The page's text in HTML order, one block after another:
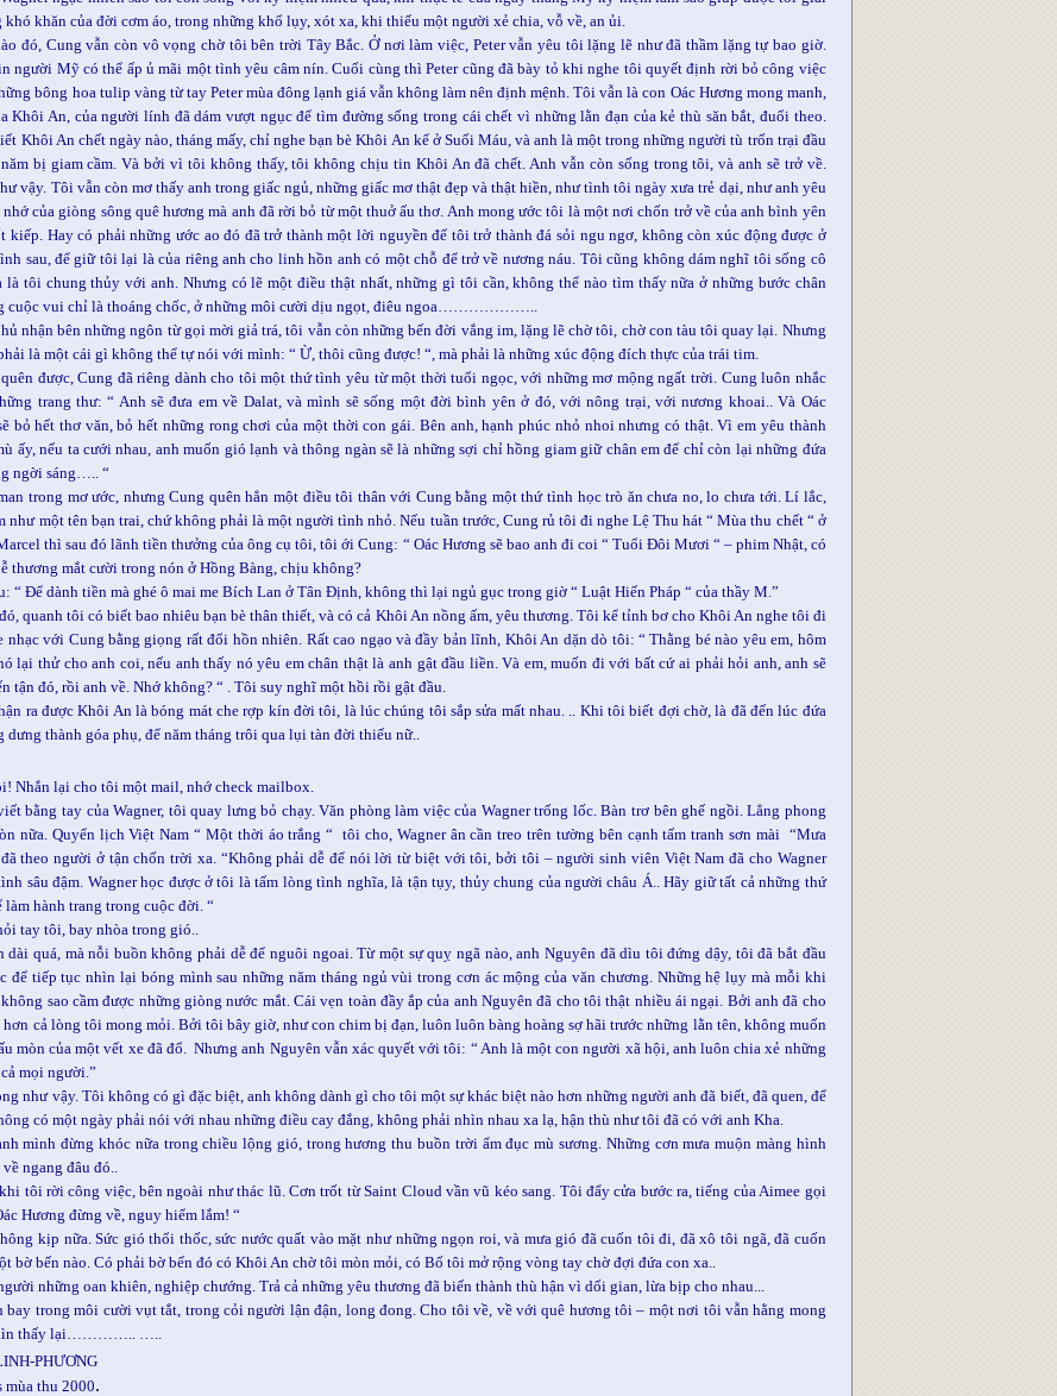
khó khăn của đời cơm áo, trong những khổ lụy, xót xa, khi thiếu một người xẻ chia, vỗ về, an ủi.
đó, Cung vẫn còn vô vọng chờ tôi bên trời Tây Bắc. Ở nơi làm việc, Peter vẫn yêu tôi lặng lẽ như đã thầm lặng tự bao giờ.
người Mỹ có thể ấp ủ mãi một tình yêu câm nín. Cuối cùng thì Peter cũng đã bày tỏ khi nghe tôi quyết định rời bỏ công việc
bông hoa tulip vàng từ tay Peter mùa đông lạnh giá vẫn không làm nên định mệnh. Tôi vẫn là con Oác Hương mong manh,
Khôi An, của người lính đã dám vượt ngục để tìm đường sống trong cái chết vì những lằn đạn của kẻ thù săn bắt, đuổi theo.
Khôi An chết ngày nào, tháng mấy, chỉ nghe bạn bè Khôi An kể ở Suối Máu, và anh là một trong những người tù trốn trại đầu
bị giam cầm. Và bởi vì tôi không thấy, tôi không chịu tin Khôi An đã chết. Anh vẫn còn sống trong tôi, và anh sẽ trở về.
vậy. Tôi vẫn còn mơ thấy anh trong giấc ngủ, những giấc mơ thật đẹp và thật hiền, như tình tôi ngày xưa trẻ dại, như anh yêu
của giòng sông quê hương mà anh đã rời bỏ từ một thuở ấu thơ. Anh mong ước tôi là một nơi chốn trở về của anh bình yên
kiếp. Hay có phải những ước ao đó đã trở thành một lời nguyền để tôi trở thành đá sỏi ngu ngơ, không còn xúc động được ở
sau, để giữ tôi lại là của riêng anh cho linh hồn anh có một chỗ để trở về nương náu. Tôi cũng không dám nghĩ tôi sống cô
là tôi chung thủy với anh. Nhưng có lẽ một điều thật nhất, những gì tôi cần, không thể nào tìm thấy nữa ở những bước chân
cuộc vui chỉ là thoáng chốc, ở những môi cười dịu ngọt, điêu ngoa………………..
nhận bên những ngôn từ gọi mời giả trá, tôi vẫn còn những bến đời vắng im, lặng lẽ chờ tôi, chờ con tàu tôi quay lại. Nhưng
là một cái gì không thể tự nói với mình: “ Ừ, thôi cũng được! “, mà phải là những xúc động đích thực của trái tim.
được, Cung đã riêng dành cho tôi một thứ tình yêu từ một thời tuổi ngọc, với những mơ mộng ngất trời. Cung luôn nhắc
trang thư: “ Anh sẽ đưa em về Dalat, và mình sẽ sống một đời bình yên ở đó, với nông trại, với nương khoai.. Và Oác
bỏ hết thơ văn, bỏ hết những rong chơi của một thời con gái. Bên anh, hạnh phúc nhỏ nhoi nhưng có thật. Vì em yêu thành
ấy, nếu ta cưới nhau, anh muốn gió lạnh và thông ngàn sẽ là những sợi chỉ hồng giam giữ chân em để chỉ còn lại những đứa
ngời sáng….. “
trong mơ ước, nhưng Cung quên hẳn một điều tôi thân với Cung bằng một thứ tình học trò ăn chưa no, lo chưa tới. Lí lắc,
như một tên bạn trai, chứ không phải là một người tình nhỏ. Nếu tuần trước, Cung rủ tôi đi nghe Lệ Thu hát “ Mùa thu chết “ ở
thì sau đó lãnh tiền thưởng của ông cụ tôi, tôi ới Cung: “ Oác Hương sẽ bao anh đi coi “ Tuổi Đôi Mươi “ – phim Nhật, có
thương mắt cười trong nón ở Hồng Bàng, chịu không?
“ Để dành tiền mà ghé ô mai me Bích Lan ở Tân Định, không thì lại ngủ gục trong giờ “ Luật Hiến Pháp “ của thầy M.”
quanh tôi có biết bao nhiêu bạn bè thân thiết, và có cả Khôi An nồng ấm, yêu thương. Tôi kể tỉnh bơ cho Khôi An nghe tôi đi
nhạc với Cung bằng giọng rất đổi hồn nhiên. Rất cao ngạo và đầy bản lĩnh, Khôi An dặn dò tôi: “ Thằng bé nào yêu em, hôm
lại thử cho anh coi, nếu anh thấy nó yêu em chân thật là anh gật đầu liền. Và em, muốn đi với bất cứ ai phải hỏi anh, anh sẽ
tận đó, rồi anh về. Nhớ không? “ . Tôi suy nghĩ một hồi rồi gật đầu.
ra được Khôi An là bóng mát che rợp kín đời tôi, là lúc chúng tôi sắp sửa mất nhau. .. Khi tôi biết đợi chờ, là đã đến lúc đứa
dưng thành góa phụ, để năm tháng trôi qua lụi tàn đời thiếu nữ..
Nhắn lại cho tôi một mail, nhớ check mailbox.
bằng tay của Wagner, tôi quay lưng bỏ chạy. Văn phòng làm việc của Wagner trống lốc. Bàn trơ bên ghế ngồi. Lẳng phong
nữa. Quyển lịch Việt Nam “ Một thời áo trắng “ tôi cho, Wagner ân cần treo trên tường bên cạnh tấm tranh sơn mài “Mưa
theo người ở tận chốn trời xa. “Không phải dễ để nói lời từ biệt với tôi, bởi tôi – người sinh viên Việt Nam đã cho Wagner
sâu đậm. Wagner học được ở tôi là tấm lòng tình nghĩa, là tận tụy, thủy chung của người châu Á.. Hãy giữ tất cả những thứ
hành trang trong cuộc đời. “
tay tôi, bay nhòa trong gió..
dài quá, mà nỗi buồn không phải dễ để nguôi ngoai. Từ một sự quỵ ngã nào, anh Nguyên đã dìu tôi đứng dậy, tôi đã bắt đầu
để tiếp tục nhìn lại bóng mình sau những năm tháng ngủ vùi trong cơn ác mộng của văn chương. Những hệ lụy mà mỗi khi
sao cầm được những giòng nước mắt. Cái vẹn toàn đầy ắp của anh Nguyên đã cho tôi thật nhiều ái ngại. Bởi anh đã cho
cả lòng tôi mong mỏi. Bởi tôi bây giờ, như con chim bị đạn, luôn luôn bàng hoàng sợ hãi trước những lằn tên, không muốn
mòn của một vết xe đã đổ. Nhưng anh Nguyên vẫn xác quyết với tôi: “ Anh là một con người xã hội, anh luôn chia xẻ những
mọi người.”
như vậy. Tôi không có gì đặc biệt, anh không dành gì cho tôi một sự khác biệt nào hơn những người anh đã biết, đã quen, để
có một ngày phải nói với nhau những điều cay đắng, không phải nhìn nhau xa lạ, hận thù như tôi đã có với anh Kha.
mình đừng khóc nữa trong chiều lộng gió, trong hương thu buồn trời ẩm đục mù sương. Những cơn mưa muộn màng hình
ngang đâu đó..
tôi rời công việc, bên ngoài như thác lũ. Cơn trốt từ Saint Cloud vần vũ kéo sang. Tôi đẩy cửa bước ra, tiếng của Aimee gọi
Hương đừng về, nguy hiểm lắm! “
kịp nữa. Sức gió thổi thốc, sức nước quất vào mặt như những ngọn roi, và mưa gió đã cuốn tôi đi, đã xô tôi ngã, đã cuốn
bờ bến nào. Có phải bờ bến đó có Khôi An chờ tôi mòn mỏi, có Bố tôi mở rộng vòng tay chờ đợi đứa con xa..
những oan khiên, nghiệp chướng. Trả cả những yêu thương đã biến thành thù hận vì dối gian, lừa bịp cho nhau...
bay trong môi cười vụt tắt, trong cỏi người lận đận, long đong. Cho tôi về, về với quê hương tôi – một nơi tôi vẫn hằng mong
thấy lại………….. …..
PHƯƠNG
thu 2000.